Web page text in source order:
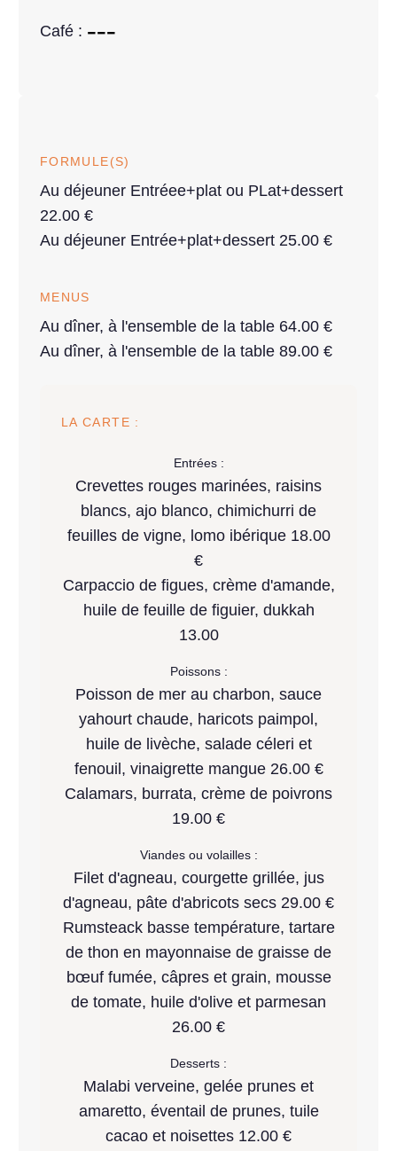
Café :
FORMULE(S)
Au déjeuner Entréee+plat ou PLat+dessert
22.00 €
Au déjeuner Entrée+plat+dessert 25.00 €
MENUS
Au dîner, à l'ensemble de la table 64.00 €
Au dîner, à l'ensemble de la table 89.00 €
LA CARTE :
Entrées :
Crevettes rouges marinées, raisins
blancs, ajo blanco, chimichurri de
feuilles de vigne, lomo ibérique 18.00
€
Carpaccio de figues, crème d'amande,
huile de feuille de figuier, dukkah
13.00
Poissons :
Poisson de mer au charbon, sauce
yahourt chaude, haricots paimpol,
huile de livèche, salade céleri et
fenouil, vinaigrette mangue 26.00 €
Calamars, burrata, crème de poivrons
19.00 €
Viandes ou volailles :
Filet d'agneau, courgette grillée, jus
d'agneau, pâte d'abricots secs 29.00 €
Rumsteack basse température, tartare
de thon en mayonnaise de graisse de
bœuf fumée, câpres et grain, mousse
de tomate, huile d'olive et parmesan
26.00 €
Desserts :
Malabi verveine, gelée prunes et
amaretto, éventail de prunes, tuile
cacao et noisettes 12.00 €